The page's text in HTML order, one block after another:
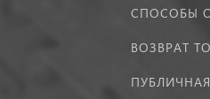
СПОСОБЫ
ВОЗВРАТ